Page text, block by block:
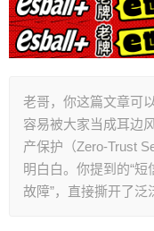
老哥，你这篇文章可
容易被大家当成耳边
产保护（Zero-Trust
明白白。你提到的“短
故障”，直接撕开了泛